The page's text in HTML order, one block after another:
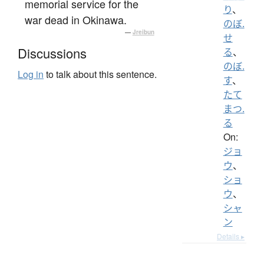
memorial service for the
war dead in Okinawa.
— Jreibun
Discussions
Log in to talk about this sentence.
り、
のぼ.
せ
る、
のぼ.
す、
たて
まつ.
る
On:
ジョ
ウ、
ショ
ウ、
シャ
ン
Details ▸